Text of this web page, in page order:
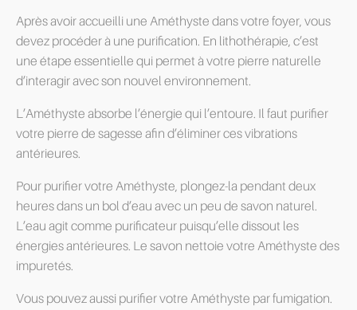
Après avoir accueilli une Améthyste dans votre foyer, vous
devez procéder à une purification. En lithothérapie, c’est
une étape essentielle qui permet à votre pierre naturelle
d’interagir avec son nouvel environnement.
L’Améthyste absorbe l’énergie qui l’entoure. Il faut purifier
votre pierre de sagesse afin d’éliminer ces vibrations
antérieures.
Pour purifier votre Améthyste, plongez-la pendant deux
heures dans un bol d’eau avec un peu de savon naturel.
L’eau agit comme purificateur puisqu’elle dissout les
énergies antérieures. Le savon nettoie votre Améthyste des
impuretés.
Vous pouvez aussi purifier votre Améthyste par fumigation.